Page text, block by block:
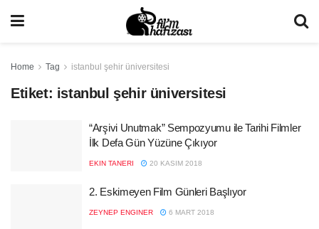
Home Tag istanbul şehir üniversitesi
Etiket: istanbul şehir üniversitesi
“Arşivi Unutmak” Sempozyumu ile Tarihi Filmler
İlk Defa Gün Yüzüne Çıkıyor
EKIN TANERI 20 KASIM 2018
2. Eskimeyen Film Günleri Başlıyor
ZEYNEP ENGINER 6 MART 2018